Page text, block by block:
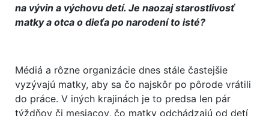
na vývin a výchovu detí. Je naozaj starostlivosť
matky a otca o dieťa po narodení to isté?
Médiá a rôzne organizácie dnes stále častejšie
vyzývajú matky, aby sa čo najskôr po pôrode vrátili
do práce. V iných krajinách je to predsa len pár
týždňov či mesiacov, čo matky odchádzajú od detí